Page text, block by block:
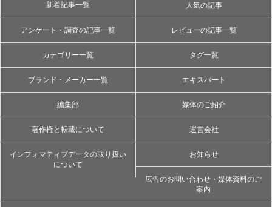
新着記事一覧 人気の記事
アンケート・調査の記事一覧 レビューの記事一覧
カテゴリー一覧 タグ一覧
ブランド・メーカー一覧 エキスパート
編集部 媒体のご紹介
著作権と転載について 運営会社
インフォマティブデータの取り扱い
について
お知らせ
広告のお問い合わせ・媒体資料のご
案内